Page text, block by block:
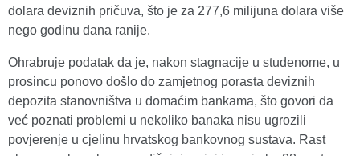
dolara deviznih pričuva, što je za 277,6 milijuna dolara više
nego godinu dana ranije.
Ohrabruje podatak da je, nakon stagnacije u studenome, u
prosincu ponovo došlo do zamjetnog porasta deviznih
depozita stanovništva u domaćim bankama, što govori da
već poznati problemi u nekoliko banaka nisu ugrozili
povjerenje u cjelinu hrvatskog bankovnog sustava. Rast